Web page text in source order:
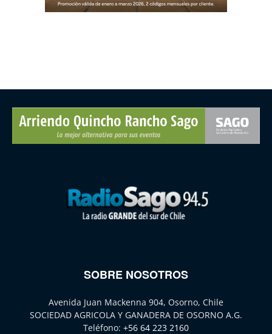
SOBRE NOSOTROS
Avenida Juan Mackenna 904, Osorno, Chile
SOCIEDAD AGRICOLA Y GANADERA DE OSORNO A.G.
Teléfono: +56 64 223 2160